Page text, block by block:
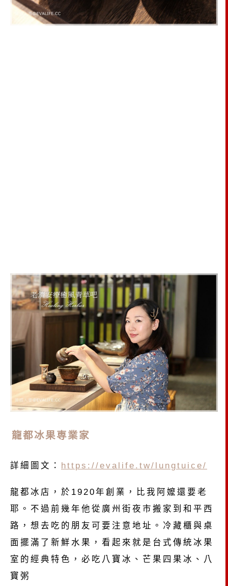
龍都冰果専業家
詳細圖文： https://evalife.tw/lungtuice/
龍都冰店，於1920年創業，比我阿嬤還要老
耶。不過前幾年他從廣州街夜市搬家到和平西
路，想去吃的朋友可要注意地址。冷藏櫃與桌
面擺滿了新鮮水果，看起來就是台式傳統冰果
室的經典特色，必吃八寶冰、芒果四果冰、八
寶粥